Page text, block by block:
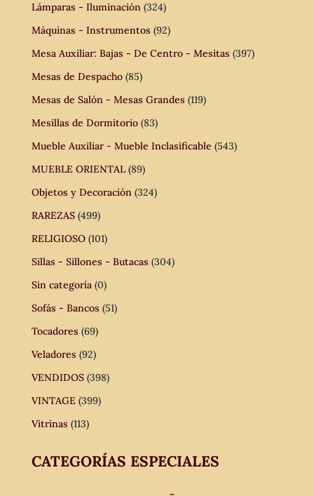
Lámparas - Iluminación (324)
Máquinas - Instrumentos (92)
Mesa Auxiliar: Bajas - De Centro - Mesitas (397)
Mesas de Despacho (85)
Mesas de Salón - Mesas Grandes (119)
Mesillas de Dormitorio (83)
Mueble Auxiliar - Mueble Inclasificable (543)
MUEBLE ORIENTAL (89)
Objetos y Decoración (324)
RAREZAS (499)
RELIGIOSO (101)
Sillas - Sillones - Butacas (304)
Sin categoría (0)
Sofás - Bancos (51)
Tocadores (69)
Veladores (92)
VENDIDOS (398)
VINTAGE (399)
Vitrinas (113)
CATEGORÍAS ESPECIALES